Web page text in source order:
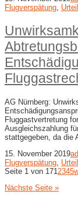
Flugverspätung
AG Nürnberg:
Fluggastvertretung
Ausgleichszahlung
stattgegeben, da die
15. November 2019
Flugverspätung
Seite 1 von 171 2345
Nächste Seite »